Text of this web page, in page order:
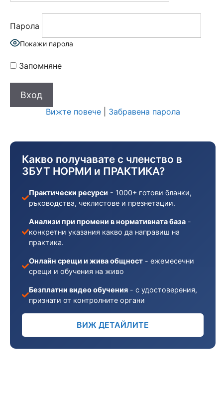
Парола
Покажи парола
Запомняне
Вижте повече| Забравена парола
Какво получавате с членство в
ЗБУТ НОРМИ и ПРАКТИКА?
Практически ресурси - 1000+ готови бланки,
ръководства, чеклистове и презнетации.
Анализи при промени в нормативната база -
конкретни указания какво да направиш на
практика.
Онлайн срещи и жива общност - ежемесечни
срещи и обучения на живо
Безплатни видео обучения - с удостоверения,
признати от контролните органи
ВИЖ ДЕТАЙЛИТЕ